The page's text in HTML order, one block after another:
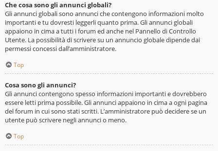
Che cosa sono gli annunci globali?
Gli annunci globali sono annunci che contengono informazioni molto
importanti e tu dovresti leggerli quanto prima. Gli annunci globali
appaiono in cima a tutti i forum ed anche nel Pannello di Controllo
Utente. La possibilità di scrivere su un annuncio globale dipende dai
permessi concessi dall’amministratore.
Top
Cosa sono gli annunci?
Gli annunci contengono spesso informazioni importanti e dovrebbero
essere letti prima possibile. Gli annunci appaiono in cima a ogni pagina
del forum in cui sono stati scritti. L’amministratore può decidere se un
utente può scrivere negli annunci o meno.
Top